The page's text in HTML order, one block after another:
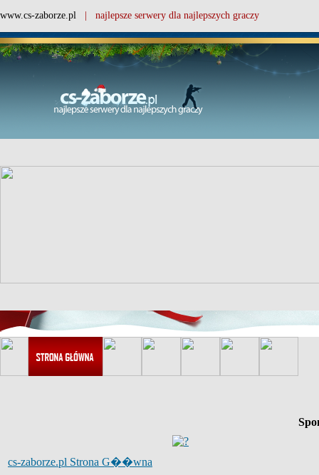
www.cs-zaborze.pl | najlepsze serwery dla najlepszych graczy
cs-zaborze.pl Strona G��wna